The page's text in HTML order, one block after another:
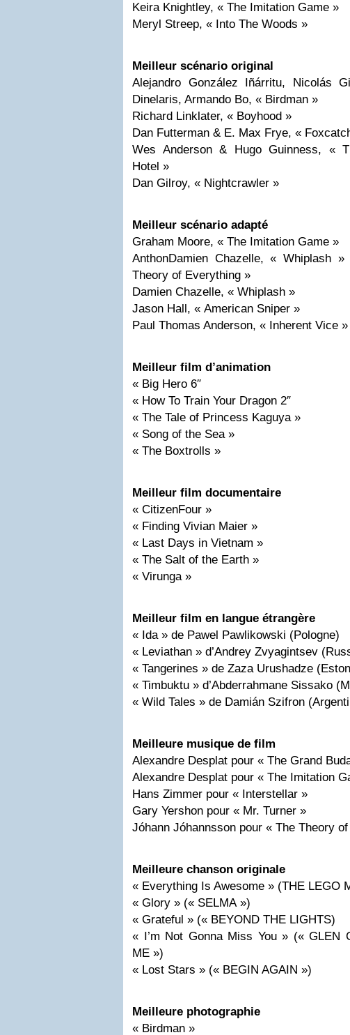
Keira Knightley, « The Imitation Game »
Meryl Streep, « Into The Woods »
Meilleur scénario original
Alejandro González Iñárritu, Nicolás
Dinelaris, Armando Bo, « Birdman »
Richard Linklater, « Boyhood »
Dan Futterman & E. Max Frye, «
Wes Anderson & Hugo Guinness, «
Hotel »
Dan Gilroy, « Nightcrawler »
Meilleur scénario adapté
Graham Moore, « The Imitation Game »
AnthonDamien Chazelle, « Whiplash
Theory of Everything »
Damien Chazelle, « Whiplash »
Jason Hall, « American Sniper »
Paul Thomas Anderson, « Inherent Vice »
Meilleur film d’animation
« Big Hero 6″
« How To Train Your Dragon 2″
« The Tale of Princess Kaguya »
« Song of the Sea »
« The Boxtrolls »
Meilleur film documentaire
« CitizenFour »
« Finding Vivian Maier »
« Last Days in Vietnam »
« The Salt of the Earth »
« Virunga »
Meilleur film en langue étrangère
« Ida » de Pawel Pawlikowski (Pologne)
« Leviathan » d’Andrey Zvyagintsev
« Tangerines » de Zaza Urushadze
« Timbuktu » d’Abderrahmane Sissako
« Wild Tales » de Damián Szifron
Meilleure musique de film
Alexandre Desplat pour « The Grand
Alexandre Desplat pour « The Imitation
Hans Zimmer pour « Interstellar »
Gary Yershon pour « Mr. Turner »
Jóhann Jóhannsson pour « The Theory
Meilleure chanson originale
« Everything Is Awesome » (THE LEGO
« Glory » (« SELMA »)
« Grateful » (« BEYOND THE LIGHTS)
« I’m Not Gonna Miss You » (« GLEN
ME »)
« Lost Stars » (« BEGIN AGAIN »)
Meilleure photographie
« Birdman »